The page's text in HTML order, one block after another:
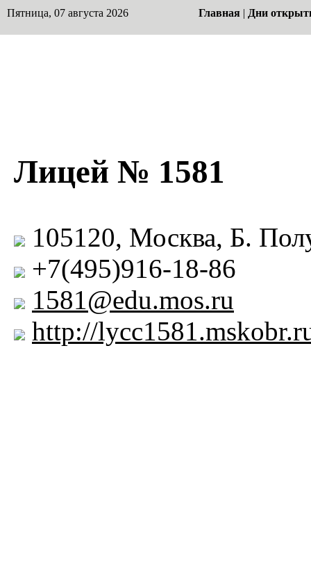
Пятница, 07 августа 2026 Главная | Дни
Лицей № 1581
105120, Москва, Б.
+7(495)916-18-86
1581@edu.mos.ru
http://